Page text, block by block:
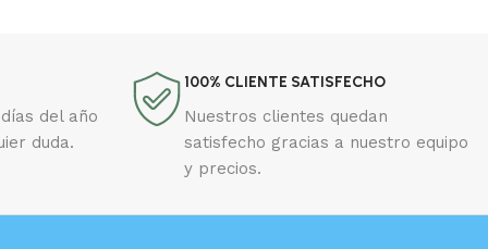
del año
duda.
100% CLIENTE SATISFECHO
Nuestros clientes quedan
satisfecho gracias a nuestro equipo
y precios.